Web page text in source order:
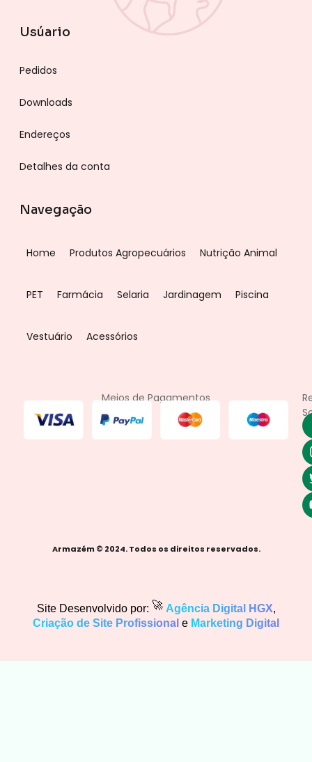
Usúario
Pedidos
Downloads
Endereços
Detalhes da conta
Navegação
Home Produtos Agropecuários Nutrição Animal
PET Farmácia Selaria Jardinagem Piscina
Vestuário Acessórios
Meios de Pagamentos
Armazém © 2024. Todos os direitos reservados.
Site Desenvolvido por: 🚀 Agência Digital HGX,
Criação de Site Profissional e Marketing Digital